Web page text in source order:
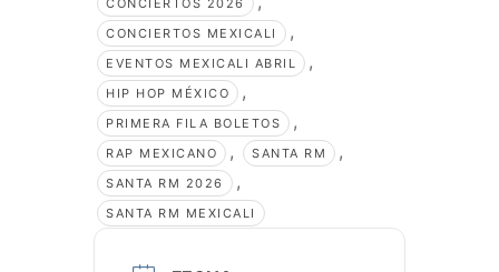
CONCIERTOS MEXICALI ,
EVENTOS MEXICALI ABRIL ,
HIP HOP MÉXICO ,
PRIMERA FILA BOLETOS ,
RAP MEXICANO , SANTA RM ,
SANTA RM 2026 ,
SANTA RM MEXICALI